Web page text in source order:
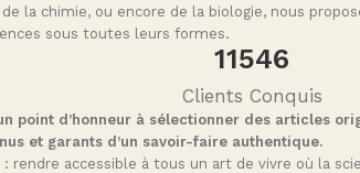
la chimie, ou encore de la biologie, nous
sous toutes leurs formes.
11564
Clients Conquis
point d’honneur à sélectionner des articles
et garants d’un savoir-faire authentique.
rendre accessible à tous un art de vivre où la